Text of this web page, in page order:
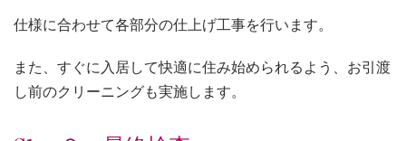
仕様に合わせて各部分の仕上げ工事を行います。
また、すぐに入居して快適に住み始められるよう、お引渡
し前のクリーニングも実施します。